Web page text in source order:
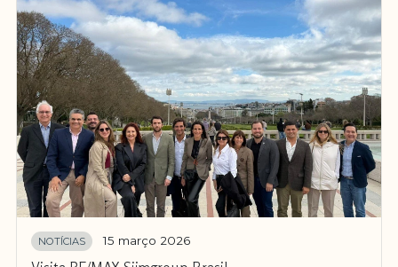
NOTÍCIAS 15 março 2026